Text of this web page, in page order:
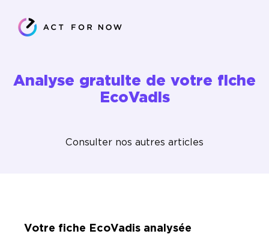
Analyse gratuite de votre fiche
EcoVadis
Consulter nos autres articles
Votre fiche EcoVadis analysée